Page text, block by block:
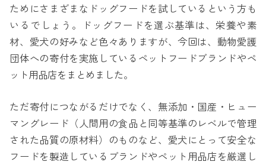
ためにさまざまなドッグフードを試しているという方も
いるでしょう。ドッグフードを選ぶ基準は、栄養や素
材、愛犬の好みなど色々ありますが、今回は、動物愛護
団体への寄付を実施しているペットフードブランドやペ
ット用品店をまとめました。
ただ寄付につながるだけでなく、無添加・国産・ヒュー
マングレード（人間用の食品と同等基準のレベルで管理
された品質の原材料）のものなど、愛犬にとって安全な
フードを製造しているブランドやペット用品店を厳選し